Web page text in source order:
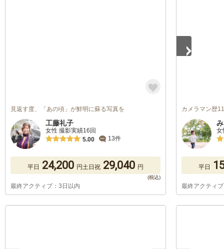
見返す度、「あの頃」が鮮明に蘇る写真を
工藤礼子
女性 撮影実績16回
5.00
13件
平日 24,200 円土日祝 29,040 円
最終アクティブ：3日以内
カメラマン歴
女
平日
最終アクティ